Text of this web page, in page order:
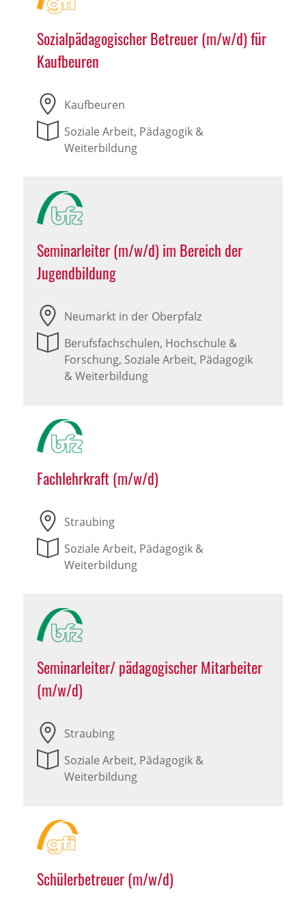
Sozialpädagogischer Betreuer (m/w/d) für
Kaufbeuren
Kaufbeuren
Soziale Arbeit, Pädagogik &
Weiterbildung
Seminarleiter (m/w/d) im Bereich der
Jugendbildung
Neumarkt in der Oberpfalz
Berufsfachschulen, Hochschule &
Forschung, Soziale Arbeit, Pädagogik
& Weiterbildung
Fachlehrkraft (m/w/d)
Straubing
Soziale Arbeit, Pädagogik &
Weiterbildung
Seminarleiter/ pädagogischer Mitarbeiter
(m/w/d)
Straubing
Soziale Arbeit, Pädagogik &
Weiterbildung
Schülerbetreuer (m/w/d)